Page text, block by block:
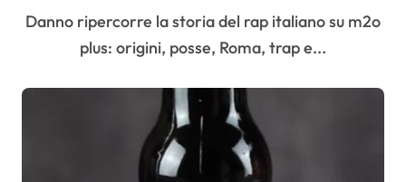
Danno ripercorre la storia del rap italiano su m2o
plus: origini, posse, Roma, trap e...